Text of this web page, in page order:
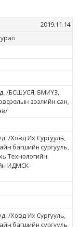
2019.11.14
/БСШУСЯ, БМИҮЗ,
зээлийн сан,
/Ховд Их Сургууль,
багшийн сургууль,
Технологийн
ИДМСК-
/Ховд Их Сургууль,
багшийн сургууль,